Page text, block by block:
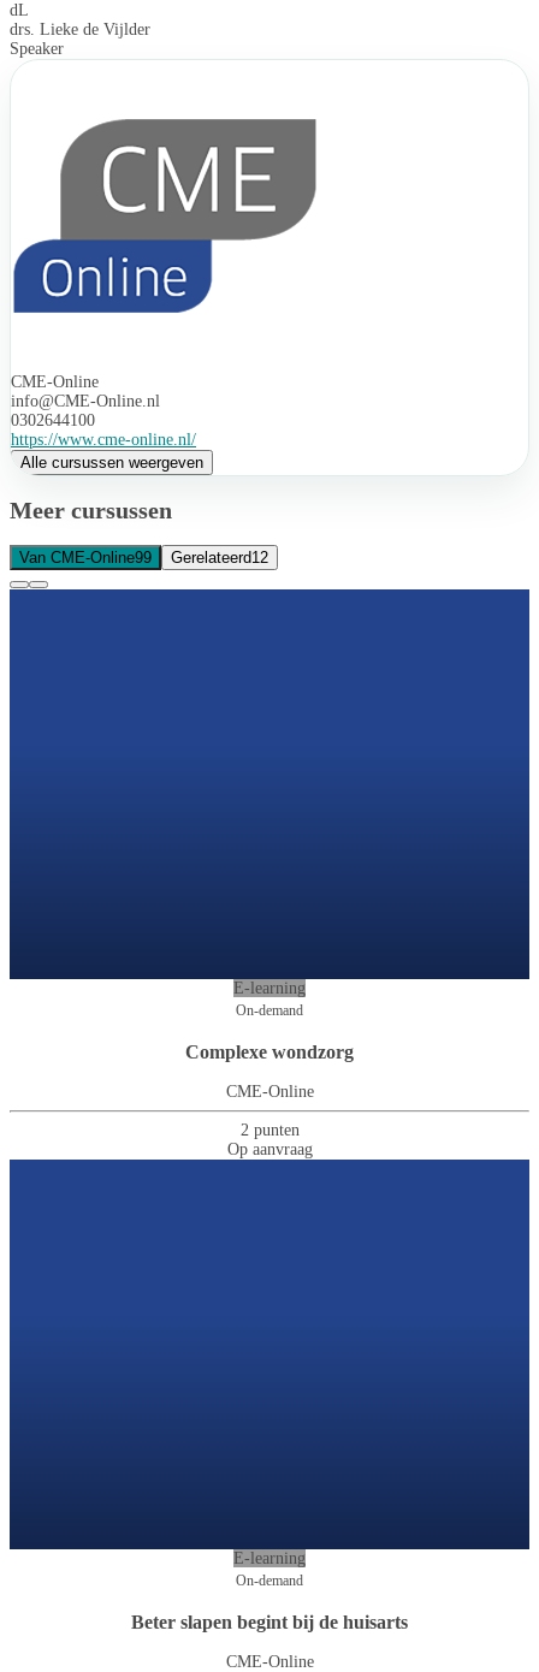
dL
drs. Lieke de Vijlder
Speaker
CME-Online
info@CME-Online.nl
0302644100
https://www.cme-online.nl/
Alle cursussen weergeven
Meer cursussen
Van CME-Online99 Gerelateerd12
E-learning
On-demand
Complexe wondzorg
CME-Online
2 punten
Op aanvraag
E-learning
On-demand
Beter slapen begint bij de huisarts
CME-Online